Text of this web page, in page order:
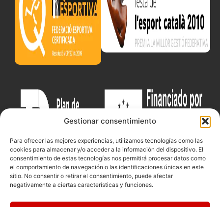
Gestionar consentimiento
Para ofrecer las mejores experiencias, utilizamos tecnologías como las
cookies para almacenar y/o acceder a la información del dispositivo. El
consentimiento de estas tecnologías nos permitirá procesar datos como
el comportamiento de navegación o las identificaciones únicas en este
sitio. No consentir o retirar el consentimiento, puede afectar
negativamente a ciertas características y funciones.